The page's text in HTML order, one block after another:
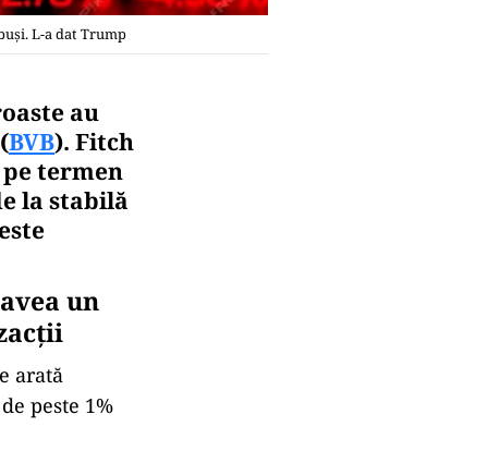
L-a dat Trump
au
BVB). Fitch
termen
la stabilă
un
arată
peste 1%